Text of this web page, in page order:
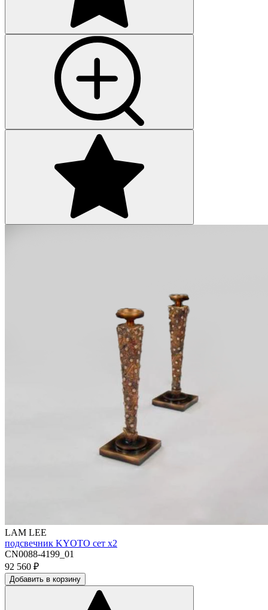
LAM LEE
подсвечник KYOTO сет х2
CN0088-4199_01
92 560 ₽
Добавить в корзину